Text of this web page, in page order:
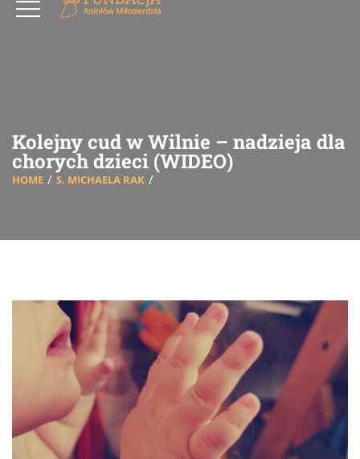
Kolejny cud w Wilnie – nadzieja dla
chorych dzieci (WIDEO)
HOME S. MICHAELA RAK